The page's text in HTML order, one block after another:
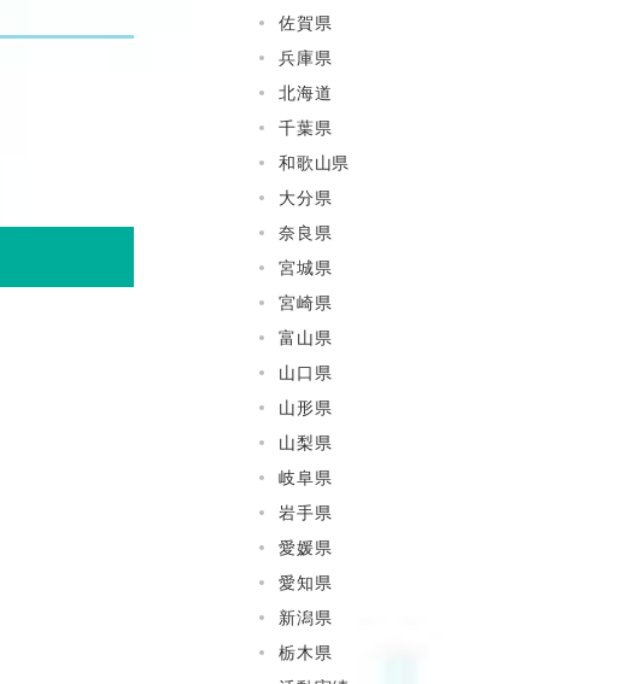
佐賀県
兵庫県
北海道
千葉県
和歌山県
大分県
奈良県
宮城県
宮崎県
富山県
山口県
山形県
山梨県
岐阜県
岩手県
愛媛県
愛知県
新潟県
栃木県